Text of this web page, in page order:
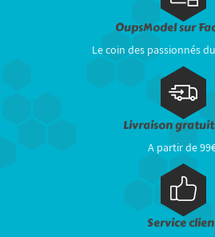
OupsModel sur
Le coin des passionnés
Livraison
A partir de
Service